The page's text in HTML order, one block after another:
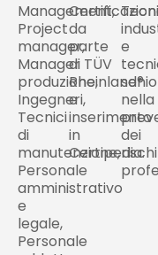
Management,
Project
manager,
Manager
produzione,
Ingegneri,
Tecnici
di
manutenzione,
Personale
amministrativo
e
legale,
Personale
da
parte
di TÜV
Rheinland®
e
inserimento
in
Certipedia.
e
nella
dei
rischi